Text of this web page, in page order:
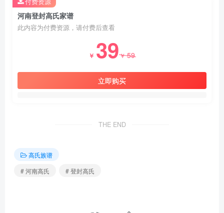
河南登封高氏家谱
此内容为付费资源，请付费后查看
￥ 39￥59
立即购买
THE END
高氏族谱
# 河南高氏
# 登封高氏